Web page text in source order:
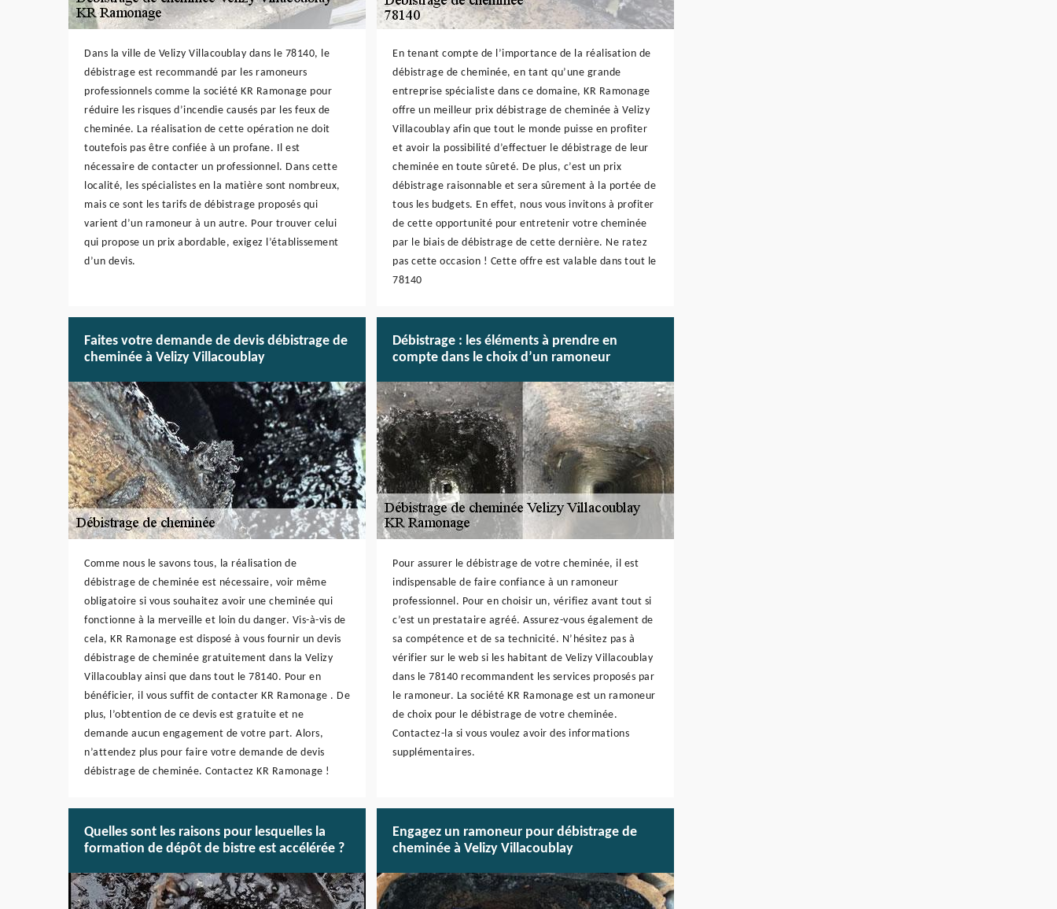
Dans la ville de Velizy Villacoublay dans le 78140, le
débistrage est recommandé par les ramoneurs
professionnels comme la société KR Ramonage pour
réduire les risques d’incendie causés par les feux de
cheminée. La réalisation de cette opération ne doit
toutefois pas être confiée à un profane. Il est
nécessaire de contacter un professionnel. Dans cette
localité, les spécialistes en la matière sont nombreux,
mais ce sont les tarifs de débistrage proposés qui
varient d’un ramoneur à un autre. Pour trouver celui
qui propose un prix abordable, exigez l’établissement
d’un devis.
En tenant compte de l’importance de la réalisation de
débistrage de cheminée, en tant qu’une grande
entreprise spécialiste dans ce domaine, KR Ramonage
offre un meilleur prix débistrage de cheminée à Velizy
Villacoublay afin que tout le monde puisse en profiter
et avoir la possibilité d’effectuer le débistrage de leur
cheminée en toute sûreté. De plus, c’est un prix
débistrage raisonnable et sera sûrement à la portée de
tous les budgets. En effet, nous vous invitons à profiter
de cette opportunité pour entretenir votre cheminée
par le biais de débistrage de cette dernière. Ne ratez
pas cette occasion ! Cette offre est valable dans tout le
78140
Faites votre demande de devis débistrage de
cheminée à Velizy Villacoublay
Comme nous le savons tous, la réalisation de
débistrage de cheminée est nécessaire, voir même
obligatoire si vous souhaitez avoir une cheminée qui
fonctionne à la merveille et loin du danger. Vis-à-vis de
cela, KR Ramonage est disposé à vous fournir un devis
débistrage de cheminée gratuitement dans la Velizy
Villacoublay ainsi que dans tout le 78140. Pour en
bénéficier, il vous suffit de contacter KR Ramonage . De
plus, l’obtention de ce devis est gratuite et ne
demande aucun engagement de votre part. Alors,
n’attendez plus pour faire votre demande de devis
débistrage de cheminée. Contactez KR Ramonage !
Débistrage : les éléments à prendre en
compte dans le choix d’un ramoneur
Pour assurer le débistrage de votre cheminée, il est
indispensable de faire confiance à un ramoneur
professionnel. Pour en choisir un, vérifiez avant tout si
c’est un prestataire agréé. Assurez-vous également de
sa compétence et de sa technicité. N’hésitez pas à
vérifier sur le web si les habitant de Velizy Villacoublay
dans le 78140 recommandent les services proposés par
le ramoneur. La société KR Ramonage est un ramoneur
de choix pour le débistrage de votre cheminée.
Contactez-la si vous voulez avoir des informations
supplémentaires.
Quelles sont les raisons pour lesquelles la
formation de dépôt de bistre est accélérée ?
Engagez un ramoneur pour débistrage de
cheminée à Velizy Villacoublay